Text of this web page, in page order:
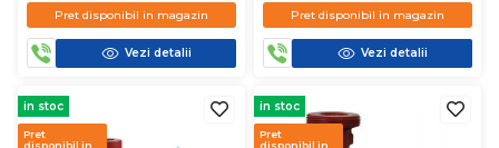
Pret disponibil in magazin
Vezi detalii
Pret disponibil in magazin
Vezi detalii
in stoc
Pret
disponibil in
in stoc
Pret
disponibil in